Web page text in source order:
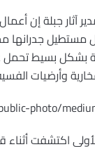
آثار جبلة إن
مستطيل
بسيط تحمل
وأرضيات